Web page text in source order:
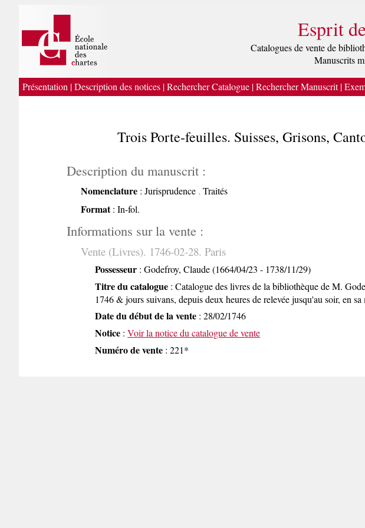
Esprit
Catalogues de vente de
Manuscrits
Présentation |Description des notices |Rechercher Catalogue |Rechercher Manuscrit|
Trois Porte-feuilles. Suisses, Grisons,
Description du manuscrit :
Nomenclature: Jurisprudence,Traités
Format: In-fol.
Informations sur la vente :
Vente (Livres). 1746-02-28. Paris
Possesseur : Godefroy, Claude (1664/04/23 - 1738/11/29)
Titre du catalogue : Catalogue des livres de la bibliothèque de M.
1746 & jours suivans, depuis deux heures de relevée jusqu'au soir, en
Date du début de la vente : 28/02/1746
Notice :Voir la notice du catalogue de vente
Numéro de vente : 221*